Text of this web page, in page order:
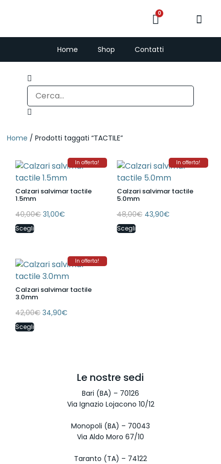
0
Home Shop Contatti
Home / Prodotti taggati “TACTILE”
In offerta!
Calzari salvimar tactile
1.5mm
40,00€ 31,00€
Scegli
In offerta!
Calzari salvimar tactile
5.0mm
48,00€ 43,90€
Scegli
In offerta!
Calzari salvimar tactile
3.0mm
42,00€ 34,90€
Scegli
Le nostre sedi
Bari (BA) – 70126
Via Ignazio Lojacono 10/12
Monopoli (BA) – 70043
Via Aldo Moro 67/10
Taranto (TA) – 74122